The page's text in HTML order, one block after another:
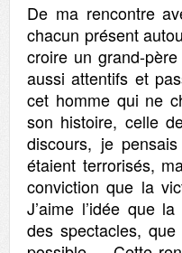
De ma rencontre
chacun présent
croire un grand-
aussi attentifs et
cet homme qui ne
son histoire, celle
discours, je
étaient terrorisés,
conviction que la
J’aime l’idée que
des spectacles,